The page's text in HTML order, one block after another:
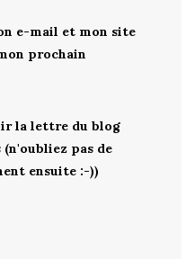
e-mail et mon site
prochain
la lettre du blog
pas de
ensuite :-))